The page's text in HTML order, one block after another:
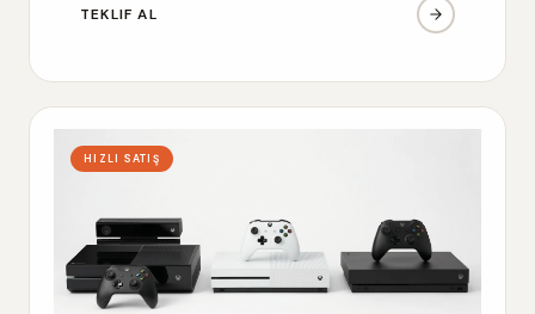
TEKLIF AL
HIZLI SATIŞ